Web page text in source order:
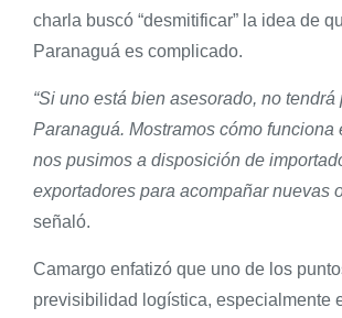
charla buscó “desmitificar” la idea de
Paranaguá es complicado.
“Si uno está bien asesorado, no
Paranaguá. Mostramos cómo funciona
nos pusimos a disposición de
exportadores para acompañar nuevas
señaló.
Camargo enfatizó que uno de los
previsibilidad logística, especialmente